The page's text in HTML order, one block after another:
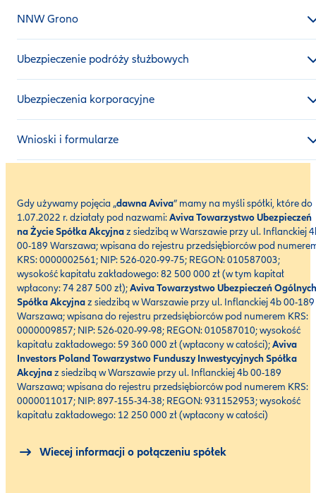
NNW Grono
Ubezpieczenie podróży służbowych
Ubezpieczenia korporacyjne
Wnioski i formularze
Gdy używamy pojęcia „dawna Aviva” mamy na myśli spółki, które do
1.07.2022 r. działały pod nazwami:Aviva Towarzystwo Ubezpieczeń
na Życie Spółka Akcyjnaz siedzibą w Warszawie przy ul. Inflanckiej
00-189 Warszawa; wpisana do rejestru przedsiębiorców pod
KRS: 0000002561; NIP: 526-020-99-75; REGON: 010587003;
wysokość kapitału zakładowego: 82 500 000 zł (w tym kapitał
wpłacony: 74 287 500 zł);Aviva Towarzystwo Ubezpieczeń Ogólnych
Spółka Akcyjnaz siedzibą w Warszawie przy ul. Inflanckiej 4b 00-189
Warszawa; wpisana do rejestru przedsiębiorców pod numerem KRS:
0000009857; NIP: 526-020-99-98; REGON: 010587010; wysokość
kapitału zakładowego: 59 360 000 zł (wpłacony w całości);Aviva
Investors Poland Towarzystwo Funduszy Inwestycyjnych Spółka
Akcyjnaz siedzibą w Warszawie przy ul. Inflanckiej 4b 00-189
Warszawa; wpisana do rejestru przedsiębiorców pod numerem KRS:
0000011017; NIP: 897-155-34-38; REGON: 931152953; wysokość
kapitału zakładowego: 12 250 000 zł (wpłacony w całości)
Wiecej informacji o połączeniu spółek